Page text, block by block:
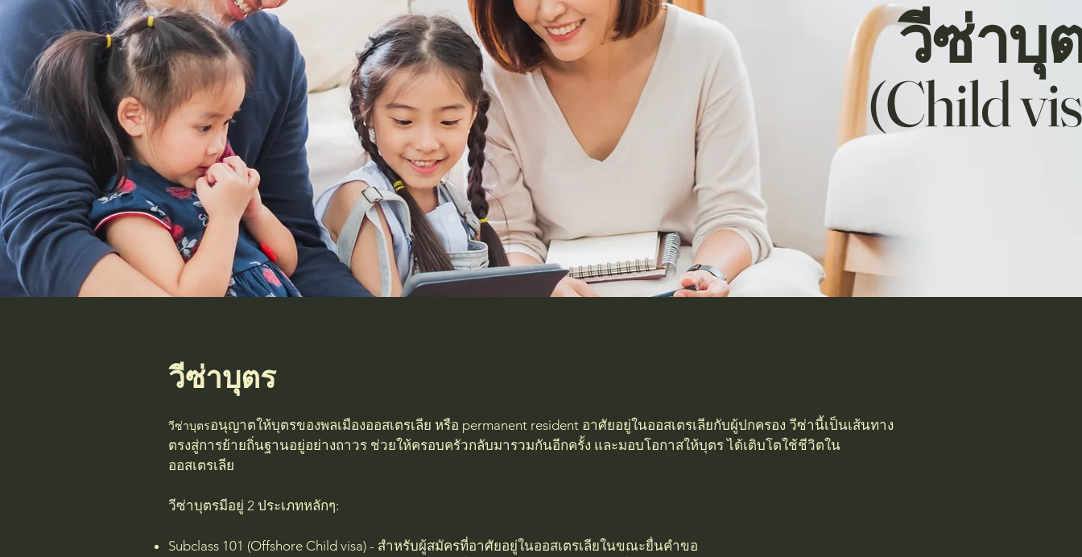
วีซ่าบุ
(Child
วีซ่าบุตร
วีซ่าบุตรอนุญาตให้บุตรของพลเมืองออสเตรเลีย หรือ permanent resident อาศัยอยู่ในออสเตรเลียกับผู้ปกครอง วีซ่านี้เป็นเส้นทาง
ตรงสู่การย้ายถิ่นฐานอยู่อย่างถาวร ช่วยให้ครอบครัวกลับมารวมกันอีกครั้ง และมอบโอกาสให้บุตร ได้เติบโตใช้ชีวิตใน
ออสเตรเลีย
วีซ่าบุตรมีอยู่ 2 ประเภทหลักๆ:
Subclass 101 (Offshore Child visa) - สำหรับผู้สมัครที่อาศัยอยู่ในออสเตรเลียในขณะยื่นคำขอ